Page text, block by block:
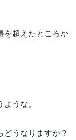
を超えたところか
うな。
うなりますか？